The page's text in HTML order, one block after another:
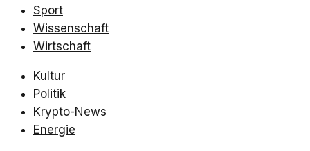
Sport
Wissenschaft
Wirtschaft
Kultur
Politik
Krypto-News
Energie